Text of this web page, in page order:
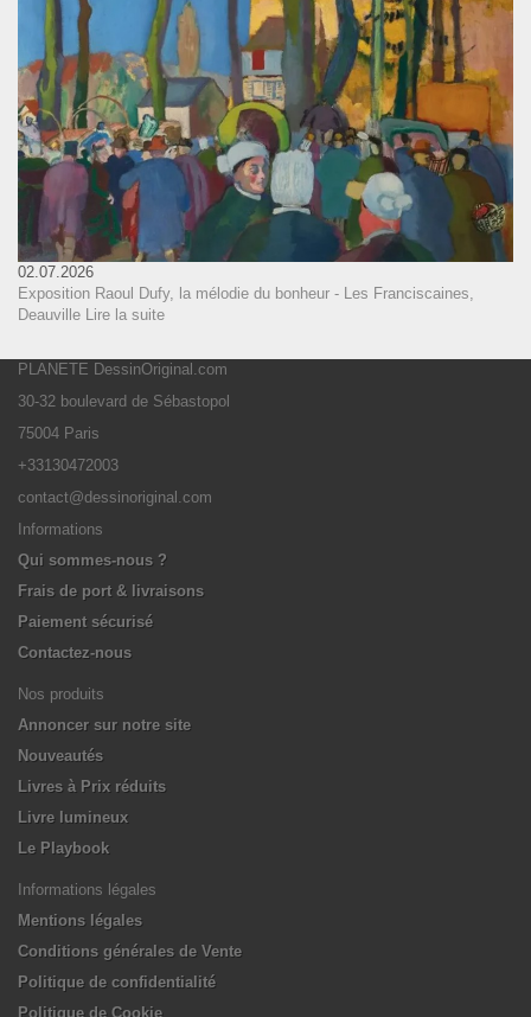
02.07.2026
Exposition Raoul Dufy, la mélodie du bonheur - Les Franciscaines,
Deauville
Lire la suite
PLANETE DessinOriginal.com
30-32 boulevard de Sébastopol
75004 Paris
+33130472003
contact@dessinoriginal.com
Informations
Qui sommes-nous ?
Frais de port & livraisons
Paiement sécurisé
Contactez-nous
Nos produits
Annoncer sur notre site
Nouveautés
Livres à Prix réduits
Livre lumineux
Le Playbook
Informations légales
Mentions légales
Conditions générales de Vente
Politique de confidentialité
Politique de Cookie